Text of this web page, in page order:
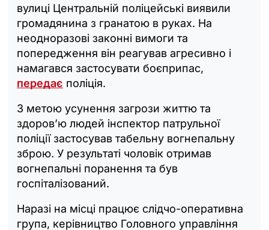
вулиці Центральній поліцейські виявили
громадянина з гранатою в руках. На
неодноразові законні вимоги та
попередження він реагував агресивно і
намагався застосувати боєприпас,
передає поліція.
З метою усунення загрози життю та
здоров’ю людей інспектор патрульної
поліції застосував табельну вогнепальну
зброю. У результаті чоловік отримав
вогнепальні поранення та був
госпіталізований.
Наразі на місці працює слідчо-оперативна
група, керівництво Головного управління